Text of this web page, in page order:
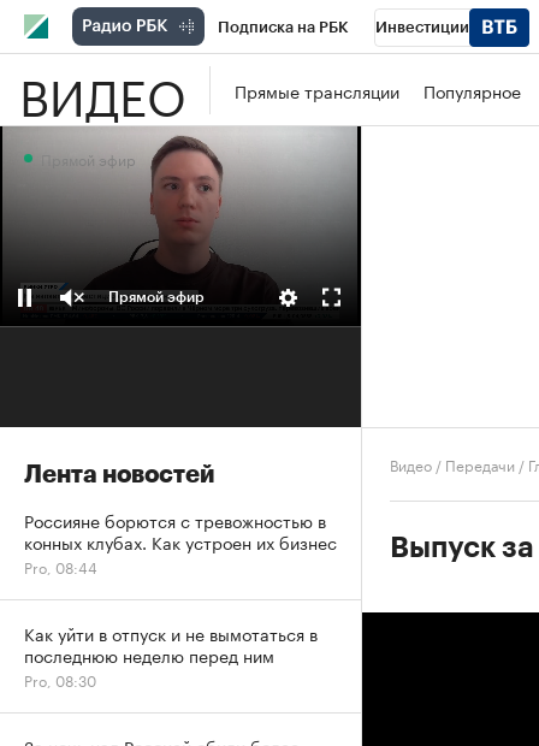
Подписка на РБК Инвестиции
ВИДЕО Прямые трансляции Популярное
Видео / Передачи /
Выпуск
Прямой эфир
Прямой эфир
Лента новостей
Россияне борются с тревожностью в
конных клубах. Как устроен их бизнес
Pro, 08:44
Как уйти в отпуск и не вымотаться в
последнюю неделю перед ним
Pro, 08:30